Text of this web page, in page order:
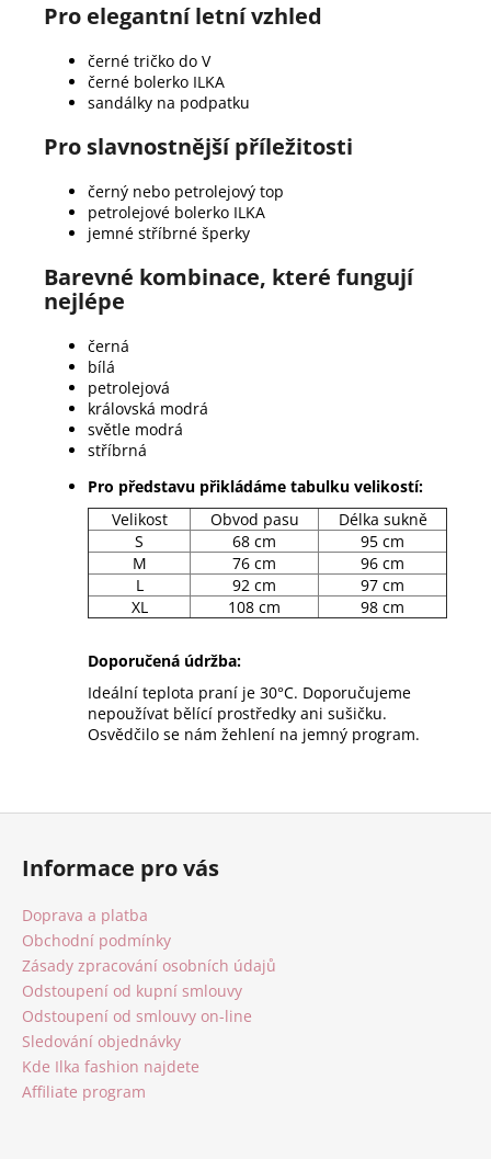
Pro elegantní letní vzhled
černé tričko do V
černé bolerko ILKA
sandálky na podpatku
Pro slavnostnější příležitosti
černý nebo petrolejový top
petrolejové bolerko ILKA
jemné stříbrné šperky
Barevné kombinace, které fungují
nejlépe
černá
bílá
petrolejová
královská modrá
světle modrá
stříbrná
Pro představu přikládáme tabulku velikostí:
Velikost
Obvod pasu
Délka sukně
S
68 cm
95 cm
M
76 cm
96 cm
L
92 cm
97 cm
XL
108 cm 98 cm
Doporučená údržba:
Ideální teplota praní je 30°C. Doporučujeme
nepoužívat bělící prostředky ani sušičku.
Osvědčilo se nám žehlení na jemný program.
Informace pro vás
Doprava a platba
Obchodní podmínky
Zásady zpracování osobních údajů
Odstoupení od kupní smlouvy
Odstoupení od smlouvy on-line
Sledování objednávky
Kde Ilka fashion najdete
Affiliate program